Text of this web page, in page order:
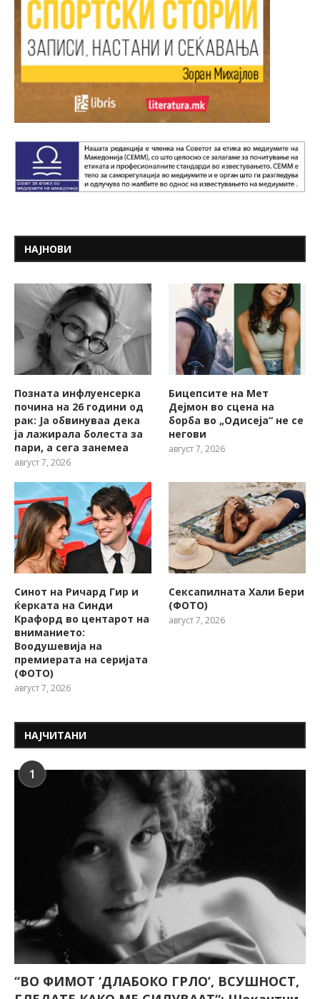
НАЈНОВИ
Позната инфлуенсерка
почина на 26 години од
рак: Ја обвинуваа дека
ја лажирала болеста за
пари, а сега занемеа
август 7, 2026
Бицепсите на Мет
Дејмон во сцена на
борба во „Одисеја“ не се
негови
август 7, 2026
Синот на Ричард Гир и
ќерката на Синди
Крафорд во центарот на
вниманието:
Воодушевија на
премиерата на серијата
(ФОТО)
август 7, 2026
Сексапилната Хали Бери
(ФОТО)
август 7, 2026
НАЈЧИТАНИ
1
“ВО ФИМОТ ‘ДЛАБОКО ГРЛО’, ВСУШНОСТ,